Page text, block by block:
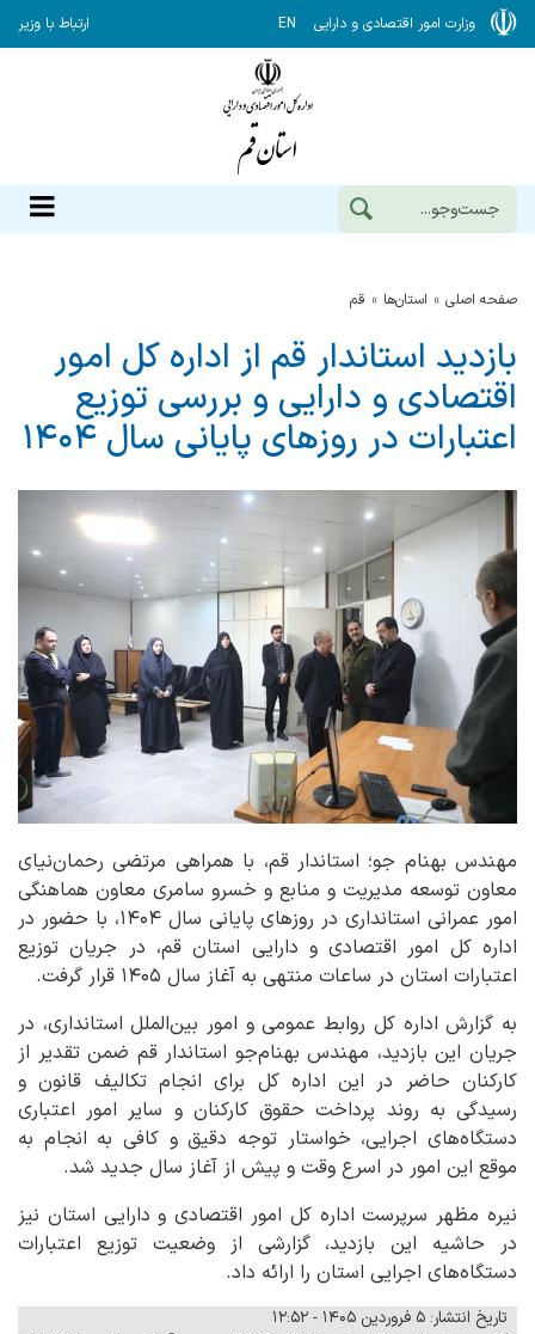
وزارت امور اقتصادی و دارایی EN ارتباط با وزیر
صفحه اصلی استان‌ها قم
بازدید استاندار قم از اداره کل امور
اقتصادی و دارایی و بررسی توزیع
اعتبارات در روزهای پایانی سال ۱۴۰۴
مهندس بهنام جو؛ استاندار قم، با همراهی مرتضی رحمان‌نیای
معاون توسعه مدیریت و منابع و خسرو سامری معاون هماهنگی
امور عمرانی استانداری در روزهای پایانی سال ۱۴۰۴، با حضور در
اداره کل امور اقتصادی و دارایی استان قم، در جریان توزیع
اعتبارات استان در ساعات منتهی به آغاز سال ۱۴۰۵ قرار گرفت.
به گزارش اداره کل روابط عمومی و امور بین‌الملل استانداری، در
جریان این بازدید، مهندس بهنام‌جو استاندار قم ضمن تقدیر از
کارکنان حاضر در این اداره کل برای انجام تکالیف قانون و
رسیدگی به روند پرداخت حقوق کارکنان و سایر امور اعتباری
دستگاه‌های اجرایی، خواستار توجه دقیق و کافی به انجام به
موقع این امور در اسرع وقت و پیش از آغاز سال جدید شد.
نیره مظهر سرپرست اداره کل امور اقتصادی و دارایی استان نیز
در حاشیه این بازدید، گزارشی از وضعیت توزیع اعتبارات
دستگاه‌های اجرایی استان را ارائه داد.
تاریخ انتشار: ۵ فروردین ۱۴۰۵ - ۱۲:۵۲